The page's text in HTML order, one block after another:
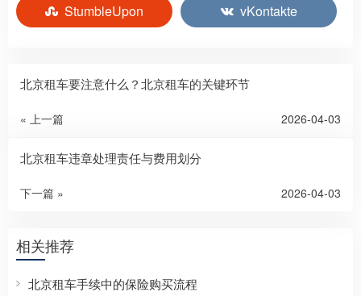
StumbleUpon vKontakte
北京租车要注意什么？北京租车的关键环节
« 上一篇 2026-04-03
北京租车违章处理责任与费用划分
下一篇 » 2026-04-03
相关推荐
北京租车手续中的保险购买流程